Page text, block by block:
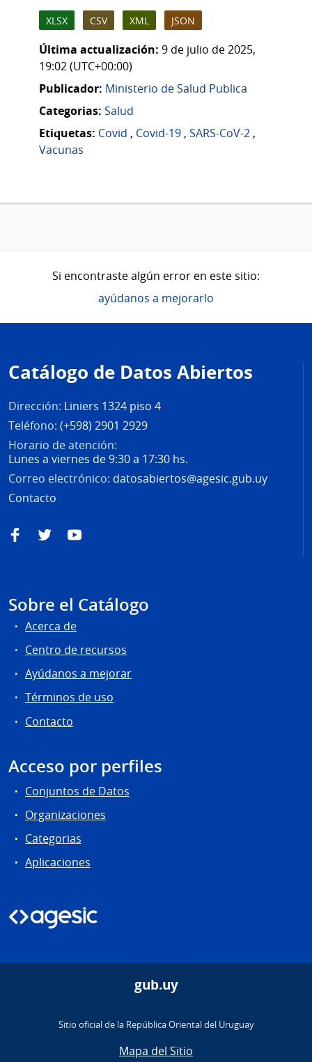
XLSX CSV XML JSON
Última actualización: 9 de julio de 2025,
19:02 (UTC+00:00)
Publicador: Ministerio de Salud Publica
Categorias: Salud
Etiquetas: Covid , Covid-19 , SARS-CoV-2 ,
Vacunas
Si encontraste algún error en este sitio:
ayúdanos a mejorarlo
de
página
Catálogo de Datos Abiertos
Dirección: Liniers 1324 piso 4
Teléfono: (+598) 2901 2929
Horario de atención:
Lunes a viernes de 9:30 a 17:30 hs.
Correo electrónico: datosabiertos@agesic.gub.uy
Contacto
FacebookTwitterYouTube
Sobre el Catálogo
Acerca de
Centro de recursos
Ayúdanos a mejorar
Términos de uso
Contacto
Acceso por perfiles
Conjuntos de Datos
Organizaciones
Categorias
Aplicaciones
gub.uy
Sitio oficial de la República Oriental del Uruguay
Mapa del Sitio